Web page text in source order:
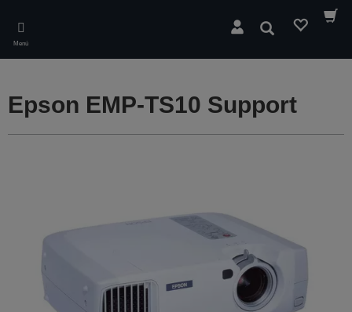
main
content
Menú
Buscar
Epson EMP-TS10 Support